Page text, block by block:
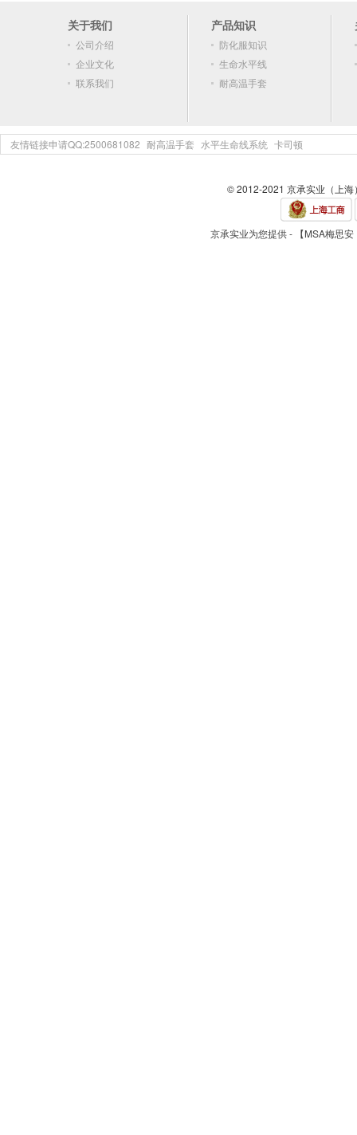
关于我们
公司介绍
企业文化
联系我们
产品知识
防化服知识
生命水平线
耐高温手套
友情链接申请QQ:2500681082 耐高温手套 水平生命线系统 卡司顿
© 2012-2021 京承实业（上
京承实业为您提供 - 【MSA梅思